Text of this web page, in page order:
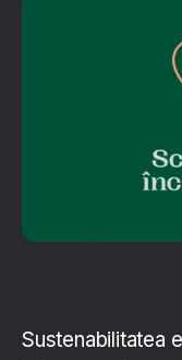
Sustenabilitatea